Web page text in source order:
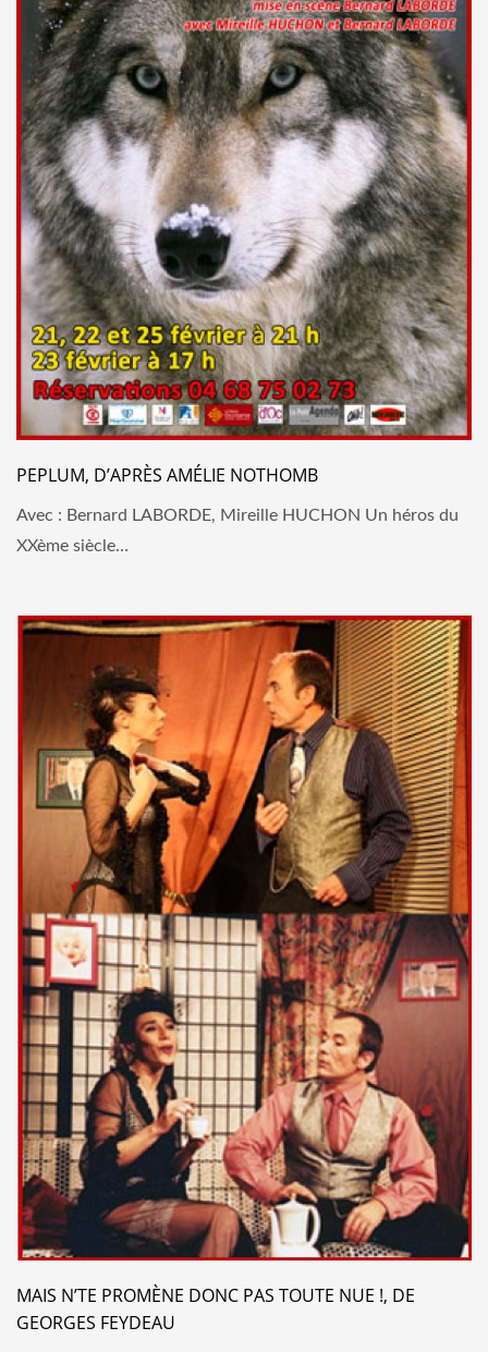
PEPLUM, D’APRÈS AMÉLIE NOTHOMB
Avec : Bernard LABORDE, Mireille HUCHON Un héros du
XXème siècle…
MAIS N’TE PROMÈNE DONC PAS TOUTE NUE !, DE
GEORGES FEYDEAU